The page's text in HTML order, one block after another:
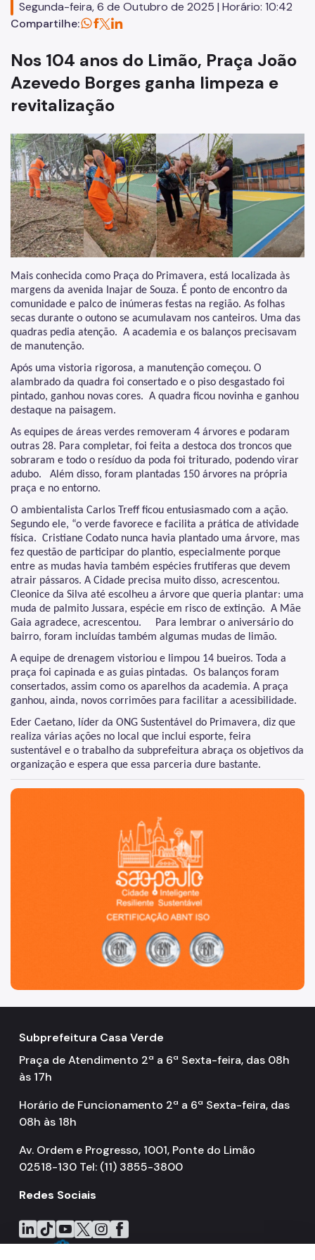
Zeladoria Urbana
Programa de Metas
Segunda-feira, 6 de Outubro de 2025 | Horário: 10:42
Compartilhe:
Nos 104 anos do Limão, Praça João
Azevedo Borges ganha limpeza e
revitalização
Mais conhecida como Praça do Primavera, está localizada às
margens da avenida Inajar de Souza. É ponto de encontro da
comunidade e palco de inúmeras festas na região. As folhas
secas durante o outono se acumulavam nos canteiros. Uma das
quadras pedia atenção. A academia e os balanços precisavam
de manutenção.
Após uma vistoria rigorosa, a manutenção começou. O
alambrado da quadra foi consertado e o piso desgastado foi
pintado, ganhou novas cores. A quadra ficou novinha e ganhou
destaque na paisagem.
As equipes de áreas verdes removeram 4 árvores e podaram
outras 28. Para completar, foi feita a destoca dos troncos que
sobraram e todo o resíduo da poda foi triturado, podendo virar
adubo. Além disso, foram plantadas 150 árvores na própria
praça e no entorno.
O ambientalista Carlos Treff ficou entusiasmado com a ação.
Segundo ele, “o verde favorece e facilita a prática de atividade
física. Cristiane Codato nunca havia plantado uma árvore, mas
fez questão de participar do plantio, especialmente porque
entre as mudas havia também espécies frutíferas que devem
atrair pássaros. A Cidade precisa muito disso, acrescentou.
Cleonice da Silva até escolheu a árvore que queria plantar: uma
muda de palmito Jussara, espécie em risco de extinção. A Mãe
Gaia agradece, acrescentou. Para lembrar o aniversário do
bairro, foram incluídas também algumas mudas de limão.
A equipe de drenagem vistoriou e limpou 14 bueiros. Toda a
praça foi capinada e as guias pintadas. Os balanços foram
consertados, assim como os aparelhos da academia. A praça
ganhou, ainda, novos corrimões para facilitar a acessibilidade.
Eder Caetano, líder da ONG Sustentável do Primavera, diz que
realiza várias ações no local que inclui esporte, feira
sustentável e o trabalho da subprefeitura abraça os objetivos da
organização e espera que essa parceria dure bastante.
São Paulo, cidade inteligente, resiliente e sustentável
Subprefeitura Casa Verde
Praça de Atendimento 2ª a 6ª Sexta-feira, das 08h
às 17h
Horário de Funcionamento 2ª a 6ª Sexta-feira, das
08h às 18h
Av. Ordem e Progresso, 1001, Ponte do Limão
02518-130 Tel: (11) 3855-3800
Redes Sociais
Icone do LinkedIn
Icone do TikTok
Icone do YouTube
Icone do X
Icone do Instagram
Icone do Facebook